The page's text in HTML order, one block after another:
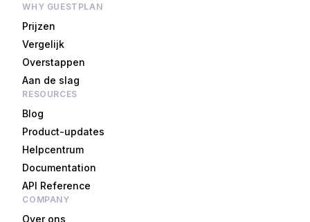
WHY GUESTPLAN
Prijzen
Vergelijk
Overstappen
Aan de slag
RESOURCES
Blog
Product-updates
Helpcentrum
Documentation
API Reference
COMPANY
Over ons